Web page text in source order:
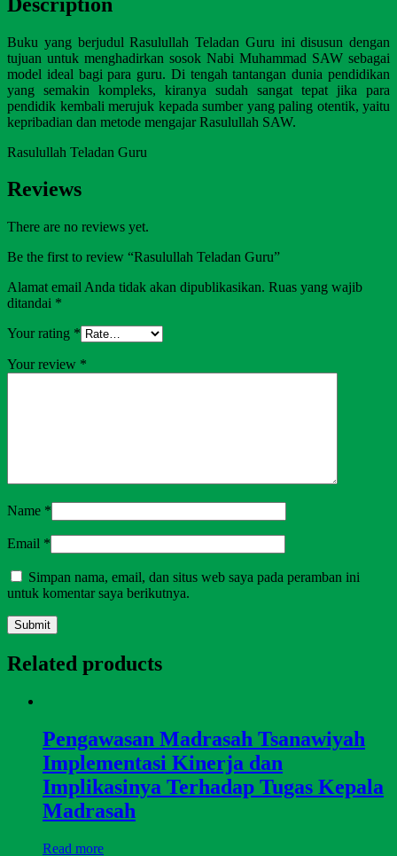
Buku yang berjudul Rasulullah Teladan Guru ini disusun dengan
tujuan untuk menghadirkan sosok Nabi Muhammad SAW sebagai
model ideal bagi para guru. Di tengah tantangan dunia pendidikan
yang semakin kompleks, kiranya sudah sangat tepat jika para
pendidik kembali merujuk kepada sumber yang paling otentik, yaitu
kepribadian dan metode mengajar Rasulullah SAW.
Rasulullah Teladan Guru
Reviews
There are no reviews yet.
Be the first to review “Rasulullah Teladan Guru”
Alamat email Anda tidak akan dipublikasikan. Ruas yang wajib
ditandai *
Your rating *
Your review *
Name *
Email *
Simpan nama, email, dan situs web saya pada peramban ini
untuk komentar saya berikutnya.
Related products
Pengawasan Madrasah Tsanawiyah
Implementasi Kinerja dan
Implikasinya Terhadap Tugas Kepala
Madrasah
Read more